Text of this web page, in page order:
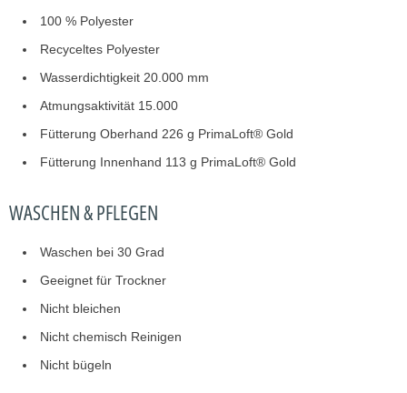
100 % Polyester
Recyceltes Polyester
Wasserdichtigkeit 20.000 mm
Atmungsaktivität 15.000
Fütterung Oberhand 226 g PrimaLoft® Gold
Fütterung Innenhand 113 g PrimaLoft® Gold
WASCHEN & PFLEGEN
Waschen bei 30 Grad
Geeignet für Trockner
Nicht bleichen
Nicht chemisch Reinigen
Nicht bügeln